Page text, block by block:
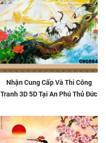
Nhận Cung Cấp Và Thi Công
Tranh 3D 5D Tại An Phú Thủ Đức